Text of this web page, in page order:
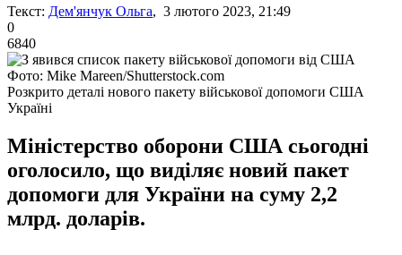
Текст: Дем'янчук Ольга, 3 лютого 2023, 21:49
0
6840
Фото: Mike Mareen/Shutterstock.com
Розкрито деталі нового пакету військової допомоги США
Україні
Міністерство оборони США сьогодні
оголосило, що виділяє новий пакет
допомоги для України на суму 2,2
млрд. доларів.